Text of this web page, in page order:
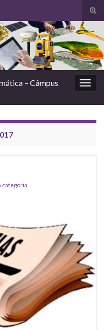
de
– Câmpus
categoria